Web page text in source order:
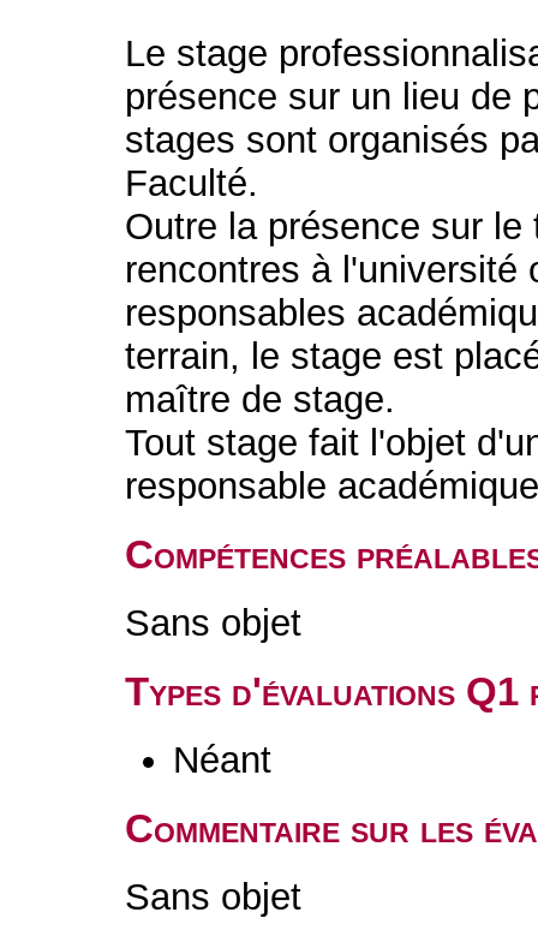
Le stage
présence sur un lieu de
stages sont organisés
Faculté.
Outre la présence sur
rencontres à l'université
responsables
terrain, le stage est
maître de stage.
Tout stage fait l'objet
responsable
Compétences
Sans objet
Types d'évaluations
Néant
Commentaire sur les
Sans objet